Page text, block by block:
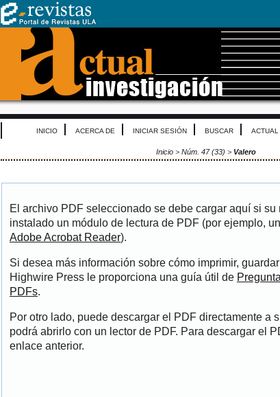
INICIO ACERCA DE INICIAR SESIÓN BUSCAR ACTUAL
Inicio > Núm. 47 (33) > Valero
El archivo PDF seleccionado se debe cargar aquí si su
instalado un módulo de lectura de PDF (por ejemplo,
Adobe Acrobat Reader).
Si desea más información sobre cómo imprimir,
Highwire Press le proporciona una guía útil de
PDFs.
Por otro lado, puede descargar el PDF directamente a
podrá abrirlo con un lector de PDF. Para descargar el
enlace anterior.